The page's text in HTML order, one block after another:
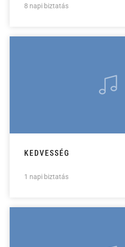
8 napi biztatás
KEDVESSÉG
1 napi biztatás